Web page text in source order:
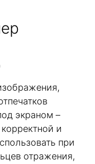
экраном –
и
при
отражения,